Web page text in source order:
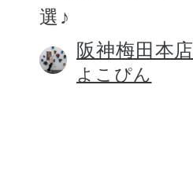
選♪
阪神梅田本店
よこぴん